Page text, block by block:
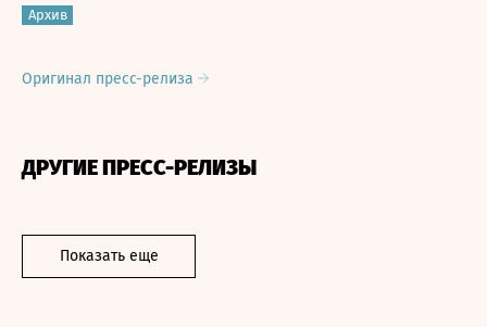
Архив
Оригинал пресс-релиза
ДРУГИЕ ПРЕСС-РЕЛИЗЫ
Показать еще